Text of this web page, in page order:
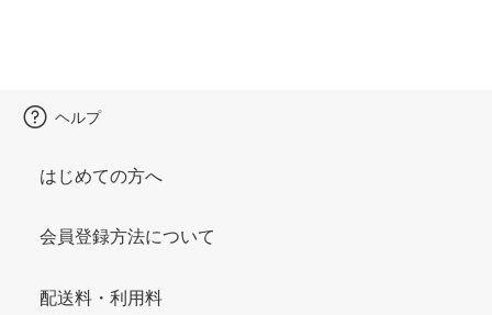
ヘルプ
はじめての方へ
会員登録方法について
配送料・利用料